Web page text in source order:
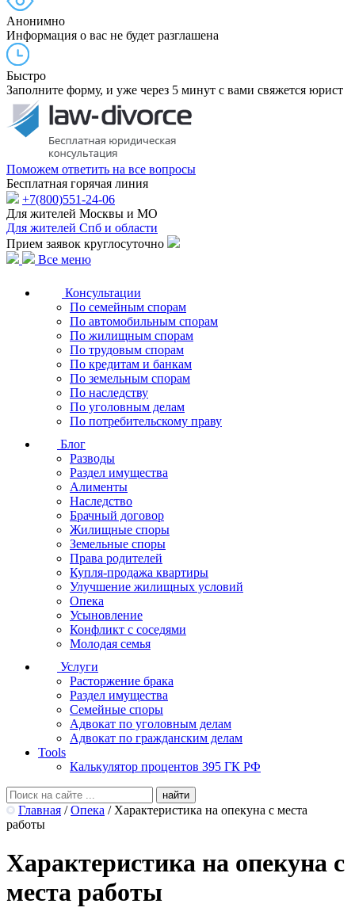
Анонимно
Информация о вас не будет разглашена
Быстро
Заполните форму, и уже через 5 минут с вами свяжется юрист
Поможем ответить на все вопросы
Бесплатная горячая линия
+7(800)551-24-06
Для жителей Москвы и МО
Для жителей Спб и области
Прием заявок круглосуточно
Все меню
Консультации
По семейным спорам
По автомобильным спорам
По жилищным спорам
По трудовым спорам
По кредитам и банкам
По земельным спорам
По наследству
По уголовным делам
По потребительскому праву
Блог
Разводы
Раздел имущества
Алименты
Наследство
Брачный договор
Жилищные споры
Земельные споры
Права родителей
Купля-продажа квартиры
Улучшение жилищных условий
Опека
Усыновление
Конфликт с соседями
Молодая семья
Услуги
Расторжение брака
Раздел имущества
Семейные споры
Адвокат по уголовным делам
Адвокат по гражданским делам
Tools
Калькулятор процентов 395 ГК РФ
Главная / Опека / Характеристика на опекуна с места
работы
Характеристика на опекуна с
места работы